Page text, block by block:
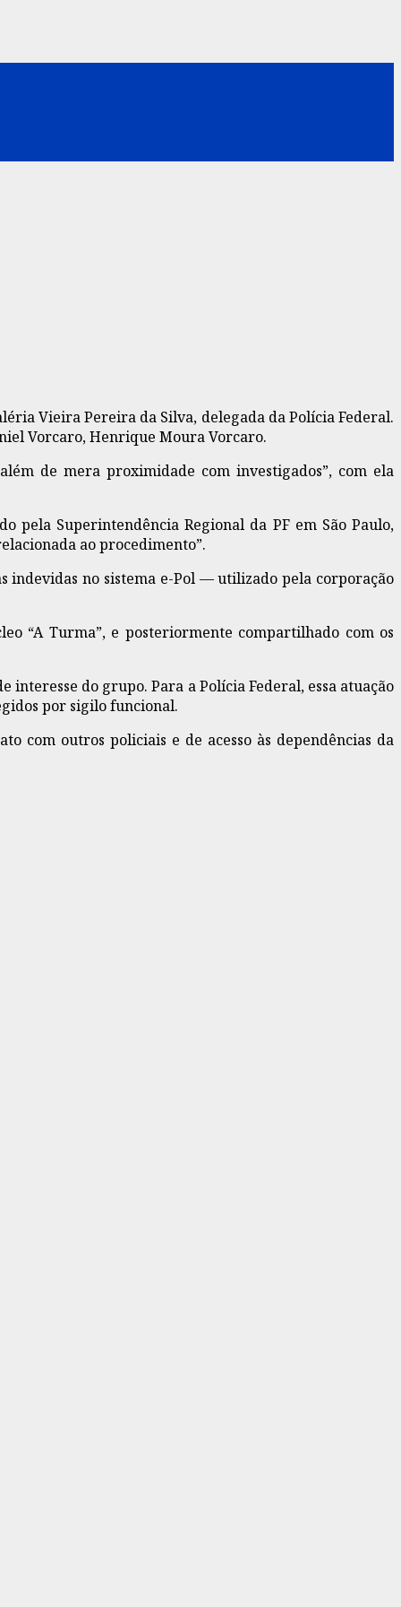
Vieira Pereira da Silva, delegada da Polícia Federal.
Vorcaro, Henrique Moura Vorcaro.
de mera proximidade com investigados”, com ela
pela Superintendência Regional da PF em São Paulo,
ao procedimento”.
indevidas no sistema e-Pol — utilizado pela corporação
“A Turma”, e posteriormente compartilhado com os
do grupo. Para a Polícia Federal, essa atuação
por sigilo funcional.
com outros policiais e de acesso às dependências da